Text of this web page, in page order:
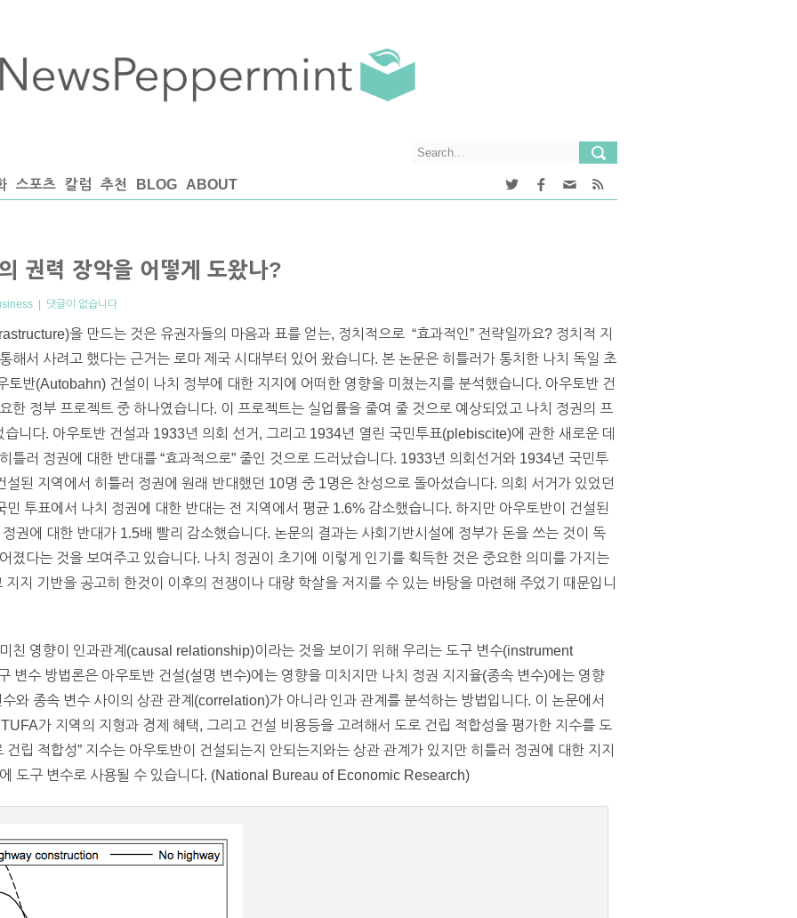
스포츠 칼럼 추천 BLOG ABOUT
권력 장악을 어떻게 도왔나?
| 댓글이 없습니다
을 만드는 것은 유권자들의 마음과 표를 얻는, 정치적으로 “효과적인” 전략일까요? 정치적 지
해서 사려고 했다는 근거는 로마 제국 시대부터 있어 왔습니다. 본 논문은 히틀러가 통치한 나치 독일 초
토반(Autobahn) 건설이 나치 정부에 대한 지지에 어떠한 영향을 미쳤는지를 분석했습니다. 아우토반 건
한 정부 프로젝트 중 하나였습니다. 이 프로젝트는 실업률을 줄여 줄 것으로 예상되었고 나치 정권의 프
니다. 아우토반 건설과 1933년 의회 선거, 그리고 1934년 열린 국민투표(plebiscite)에 관한 새로운 데
틀러 정권에 대한 반대를 “효과적으로” 줄인 것으로 드러났습니다. 1933년 의회선거와 1934년 국민투
된 지역에서 히틀러 정권에 원래 반대했던 10명 중 1명은 찬성으로 돌아섰습니다. 의회 서거가 있었던
투표에서 나치 정권에 대한 반대는 전 지역에서 평균 1.6% 감소했습니다. 하지만 아우토반이 건설된
권에 대한 반대가 1.5배 빨리 감소했습니다. 논문의 결과는 사회기반시설에 정부가 돈을 쓰는 것이 독
졌다는 것을 보여주고 있습니다. 나치 정권이 초기에 이렇게 인기를 획득한 것은 중요한 의미를 가지는
지 기반을 공고히 한것이 이후의 전쟁이나 대량 학살을 저지를 수 있는 바탕을 마련해 주었기 때문입니
친 영향이 인과관계(causal relationship)이라는 것을 보이기 위해 우리는 도구 변수(instrument
변수 방법론은 아우토반 건설(설명 변수)에는 영향을 미치지만 나치 정권 지지율(종속 변수)에는 영향
와 종속 변수 사이의 상관 관계(correlation)가 아니라 인과 관계를 분석하는 방법입니다. 이 논문에서
가 지역의 지형과 경제 혜택, 그리고 건설 비용등을 고려해서 도로 건립 적합성을 평가한 지수를 도
립 적합성” 지수는 아우토반이 건설되는지 안되는지와는 상관 관계가 있지만 히틀러 정권에 대한 지지
도구 변수로 사용될 수 있습니다. (National Bureau of Economic Research)